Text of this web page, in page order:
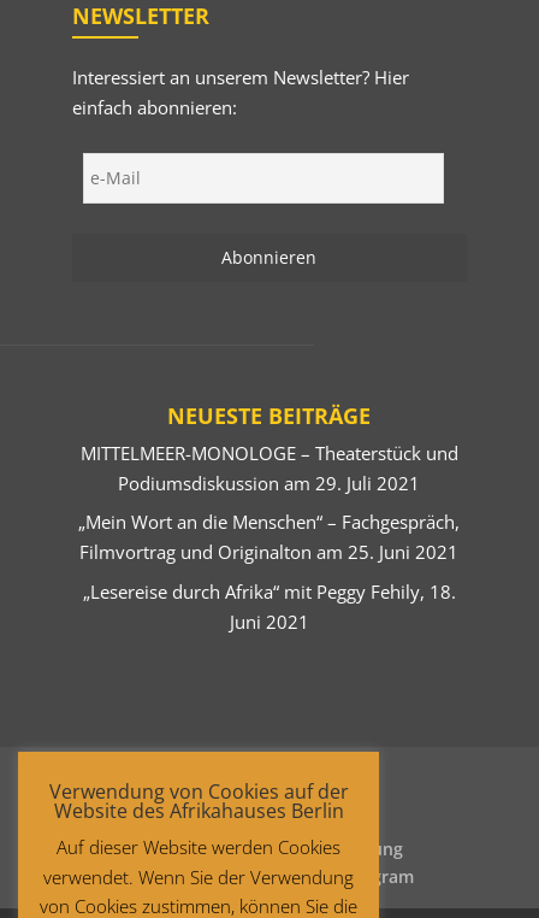
NEWSLETTER
Interessiert an unserem Newsletter? Hier
einfach abonnieren:
NEUESTE BEITRÄGE
MITTELMEER-MONOLOGE – Theaterstück und
Podiumsdiskussion am 29. Juli 2021
„Mein Wort an die Menschen“ – Fachgespräch,
Filmvortrag und Originalton am 25. Juni 2021
„Lesereise durch Afrika“ mit Peggy Fehily, 18.
Juni 2021
Startseite
Datenschutzerklärung
Impressum
Facebook Instagram
Verwendung von Cookies auf der
Website des Afrikahauses Berlin
Auf dieser Website werden Cookies
verwendet. Wenn Sie der Verwendung
von Cookies zustimmen, können Sie die